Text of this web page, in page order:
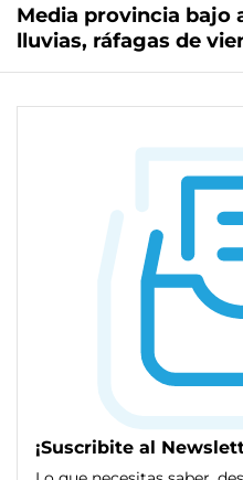
Media provincia bajo
lluvias, ráfagas de
¡Suscribite al